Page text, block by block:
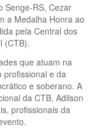
Senge-RS, Cezar
a Medalha Honra ao
pela Central dos
(CTB).
que atuam na
profissional e da
e soberano. A
da CTB, Adilson
profissionais da